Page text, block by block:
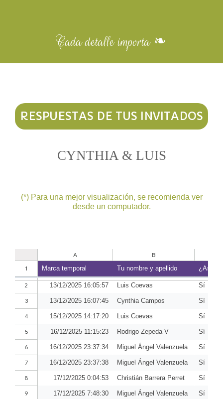
Cada detalle importa ❧
RESPUESTAS DE TUS INVITADOS
CYNTHIA & LUIS
(*) Para una mejor visualización, se recomienda ver
desde un computador.